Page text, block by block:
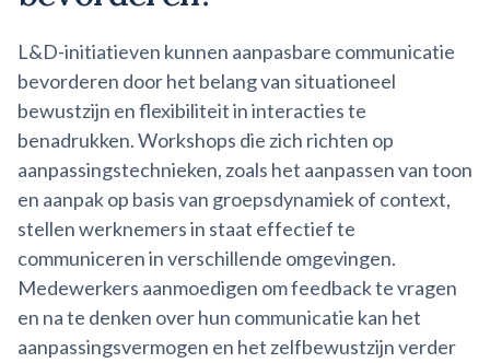
L&D-initiatieven kunnen aanpasbare communicatie
bevorderen door het belang van situationeel
bewustzijn en flexibiliteit in interacties te
benadrukken. Workshops die zich richten op
aanpassingstechnieken, zoals het aanpassen van toon
en aanpak op basis van groepsdynamiek of context,
stellen werknemers in staat effectief te
communiceren in verschillende omgevingen.
Medewerkers aanmoedigen om feedback te vragen
en na te denken over hun communicatie kan het
aanpassingsvermogen en het zelfbewustzijn verder